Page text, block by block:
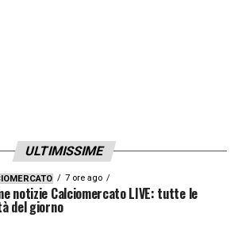
ULTIMISSIME
7 ore ago
notizie Calciomercato LIVE: tutte le
del giorno